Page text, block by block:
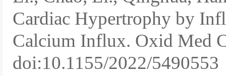
Cardiac Hypertrophy by
Calcium Influx. Oxid Med
doi:10.1155/2022/